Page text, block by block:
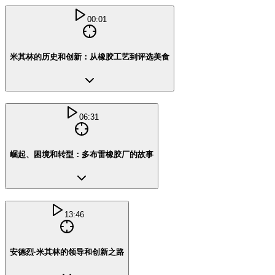
00:01
米其林的历史和创新：从橡胶工艺到评选美食
06:31
崛起、困境和转型：多布雷橡胶厂的故事
13:46
安德烈·米其林的领导和创新之路